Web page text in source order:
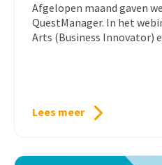
Afgelopen maand gaven
QuestManager. In het
Arts (Business Innovator)
Lees meer